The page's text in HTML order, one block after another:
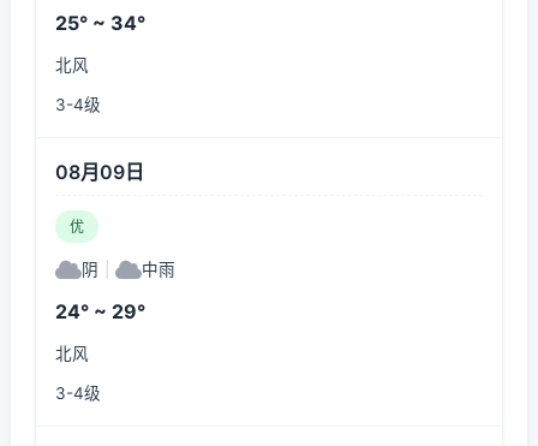
25° ~ 34°
北风
3-4级
08月09日
优
阴 中雨
24° ~ 29°
北风
3-4级